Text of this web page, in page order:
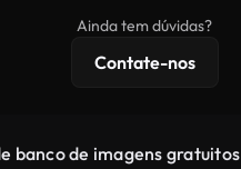
estendidas.
Ainda tem dúvidas?
Contate-nos
banco de imagens gratuitos